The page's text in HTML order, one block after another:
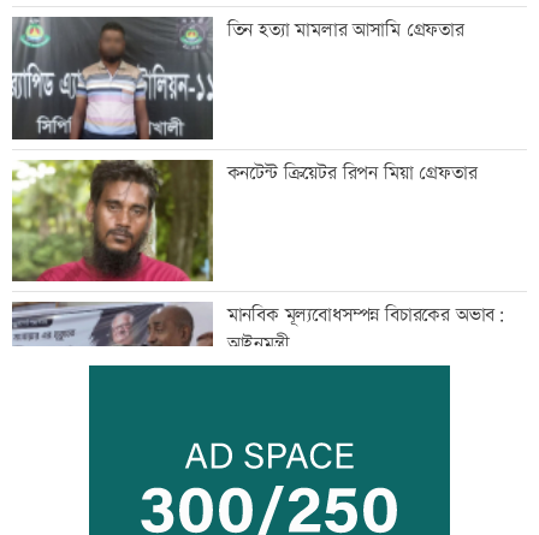
তিন হত্যা মামলার আসামি গ্রেফতার
কনটেন্ট ক্রিয়েটর রিপন মিয়া গ্রেফতার
মানবিক মূল্যবোধসম্পন্ন বিচারকের অভাব:
আইনমন্ত্রী
রোববার চট্টগ্রামে যাচ্ছেন প্রধানমন্ত্রী